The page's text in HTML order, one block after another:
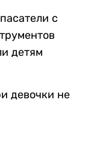
с
детям
девочки не